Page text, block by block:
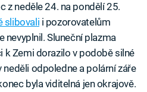
z neděle 24. na pondělí 25.
slibovali i pozorovatelům
nevyplnil. Sluneční plazma
k Zemi dorazilo v podobě silné
odpoledne a polární záře
byla viditelná jen okrajově.